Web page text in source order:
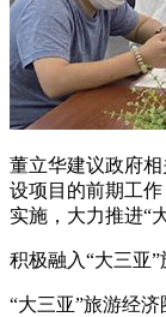
董立华建议政府
设项目的前期工
实施，大力推进“
积极融入“大三亚”
“大三亚”旅游经